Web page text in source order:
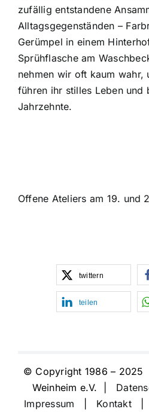
zufällig entstandene
Alltagsgegenständen –
Gerümpel in einem
Sprühflasche am
nehmen wir oft kaum wahr,
führen ihr stilles Leben und
Jahrzehnte.
Offene Ateliers am 19. und
twittern
teilen
© Copyright 1986 –
Weinheim e.V. |
Impressum
Kontakt